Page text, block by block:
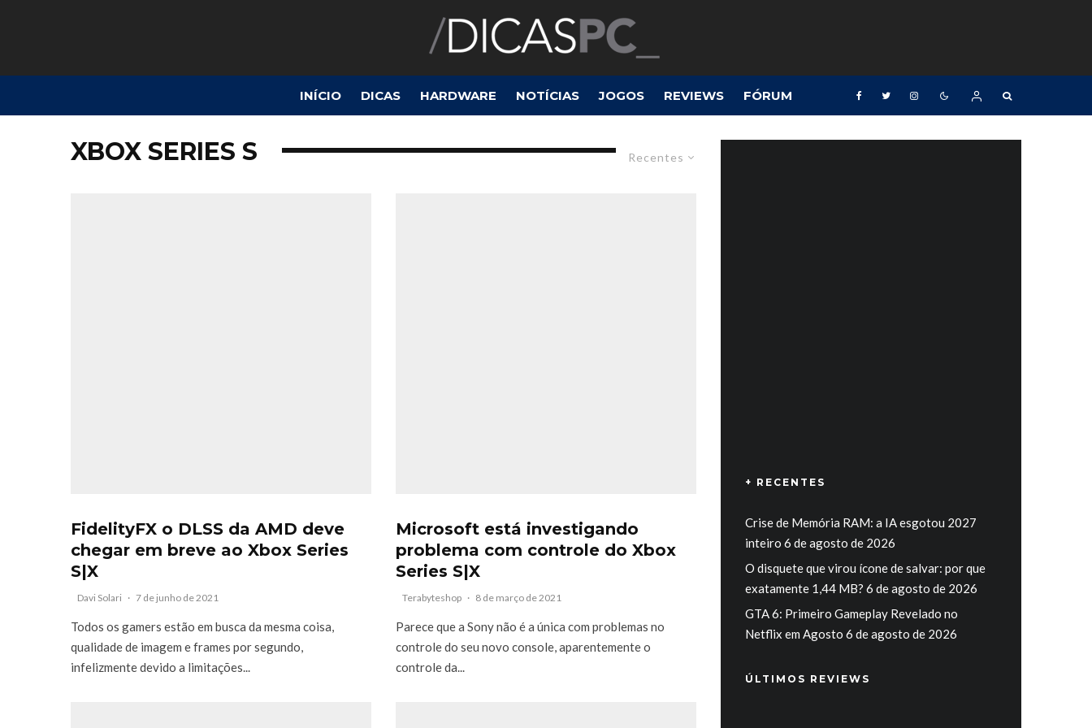
INÍCIO DICAS HARDWARE NOTÍCIAS JOGOS REVIEWS FÓRUM
Recentes
XBOX SERIES S
FidelityFX o DLSS da AMD deve
chegar em breve ao Xbox Series
S|X
Davi Solari · 7 de junho de 2021
Todos os gamers estão em busca da mesma coisa,
qualidade de imagem e frames por segundo,
infelizmente devido a limitações...
Microsoft está investigando
problema com controle do Xbox
Series S|X
Terabyteshop · 8 de março de 2021
Parece que a Sony não é a única com problemas no
controle do seu novo console, aparentemente o
controle da...
+ RECENTES
Crise de Memória RAM: a IA esgotou 2027
inteiro 6 de agosto de 2026
O disquete que virou ícone de salvar: por que
exatamente 1,44 MB? 6 de agosto de 2026
GTA 6: Primeiro Gameplay Revelado no
Netflix em Agosto 6 de agosto de 2026
ÚLTIMOS REVIEWS